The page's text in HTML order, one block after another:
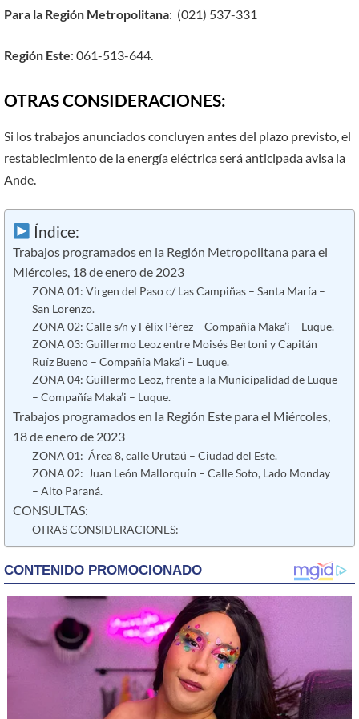
Para la Región Metropolitana: (021) 537-331
Región Este: 061-513-644.
OTRAS CONSIDERACIONES:
Si los trabajos anunciados concluyen antes del plazo previsto, el
restablecimiento de la energía eléctrica será anticipada avisa la
Ande.
Índice:
Trabajos programados en la Región Metropolitana para el
Miércoles, 18 de enero de 2023
ZONA 01: Virgen del Paso c/ Las Campiñas – Santa María –
San Lorenzo.
ZONA 02: Calle s/n y Félix Pérez – Compañía Maka’i – Luque.
ZONA 03: Guillermo Leoz entre Moisés Bertoni y Capitán
Ruíz Bueno – Compañía Maka’i – Luque.
ZONA 04: Guillermo Leoz, frente a la Municipalidad de Luque
– Compañía Maka’i – Luque.
Trabajos programados en la Región Este para el Miércoles,
18 de enero de 2023
ZONA 01: Área 8, calle Urutaú – Ciudad del Este.
ZONA 02: Juan León Mallorquín – Calle Soto, Lado Monday
– Alto Paraná.
CONSULTAS:
OTRAS CONSIDERACIONES: